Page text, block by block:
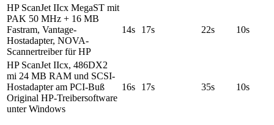
HP ScanJet IIcx MegaST mit
PAK 50 MHz + 16 MB
Fastram, Vantage-
Hostadapter, NOVA-
Scannertreiber für HP
14s 17s 22s 10s
HP ScanJet IIcx, 486DX2
mi 24 MB RAM und SCSI-
Hostadapter am PCI-Buß
Original HP-Treibersoftware
unter Windows
16s 17s 35s 10s